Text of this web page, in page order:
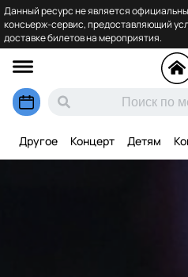
Данный ресурс не является
консьерж-сервис, предоставляющий
доставке билетов на мероприятия.
Другое Концерт Детям